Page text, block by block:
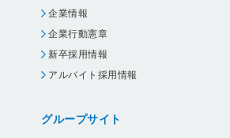
企業情報
企業行動憲章
新卒採用情報
アルバイト採用情報
グループサイト